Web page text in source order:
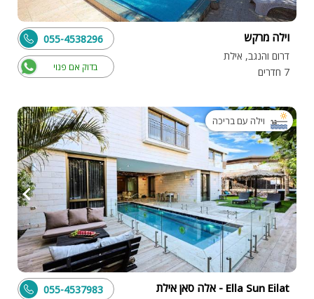
וילה מרקש
דרום והנגב, אילת
7 חדרים
בדוק אם פנוי
055-4538296
וילה עם בריכה
Ella Sun Eilat - אלה סאן אילת 055-4537983